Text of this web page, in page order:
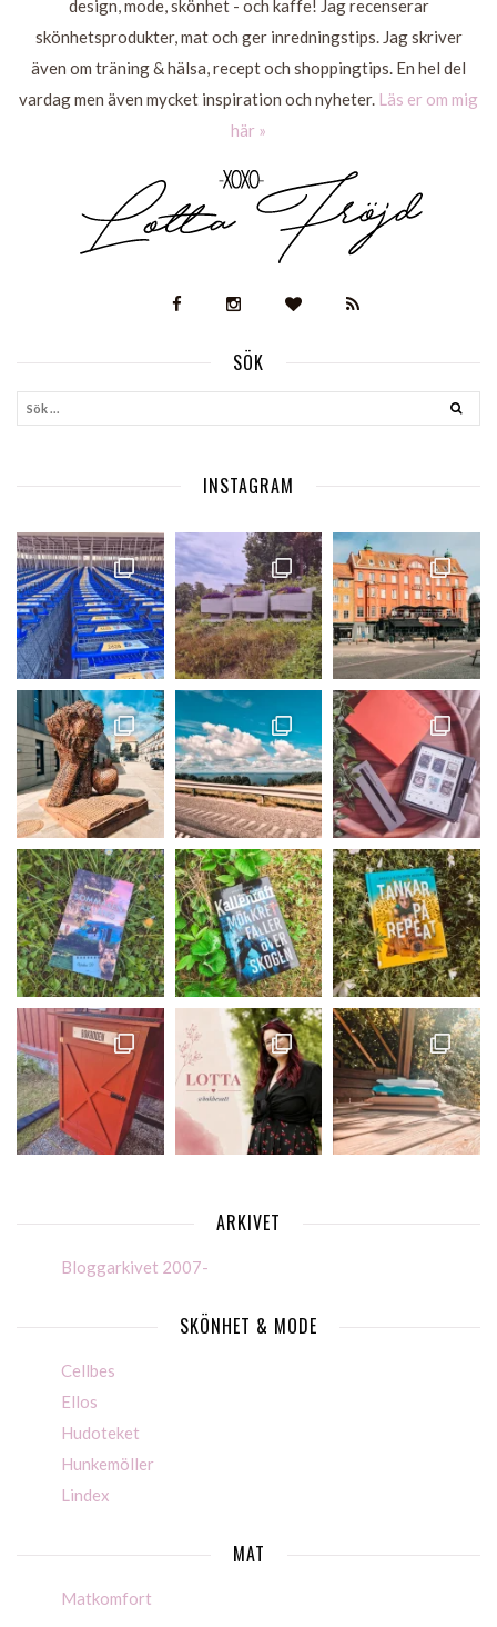
design, mode, skönhet - och kaffe! Jag recenserar
skönhetsprodukter, mat och ger inredningstips. Jag skriver
även om träning & hälsa, recept och shoppingtips. En hel del
vardag men även mycket inspiration och nyheter. Läs er om mig
här »
SÖK
INSTAGRAM
ARKIVET
Bloggarkivet 2007-
SKÖNHET & MODE
Cellbes
Ellos
Hudoteket
Hunkemöller
Lindex
MAT
Matkomfort